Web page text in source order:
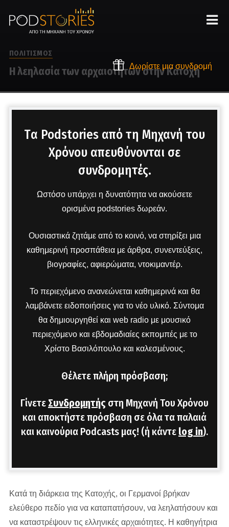
Δωρίστε μια συνδρομή
ΠΟΛΙΤΙΣΜΟΣ
Η λεηλασία των αρχαιοτήτων στην Κατοχή
Tα Podstories από τη Μηχανή του
Χρόνου απευθύνονται σε
συνδρομητές.
Ωστόσο υπάρχει η δυνατότητα να ακούσετε
ορισμένα podstories δωρεάν.
Ουσιαστικά ζητάμε από το κοινό, να στηρίξει μια
καθημερινή προσπάθεια με άρθρα, συνεντεύξεις,
βιογραφίες, αφιερώματα, ντοκιμαντέρ.
Το περιεχόμενο ανανεώνεται καθημερινά και θα
λαμβάνετε ειδοποιήσεις για το νέο υλικό. Σύντομα
θα δημιουργηθεί και web radio με μουσικό
περιεχόμενο και εβδομαδιαίες εκπομπές με το
Χρίστο Βασιλόπουλο και καλεσμένους.
Θέλετε πλήρη πρόσβαση;
Γίνετε Συνδρομητής στη Μηχανή Του Χρόνου
και αποκτήστε πρόσβαση σε όλα τα παλαιά
και καινούρια Podcasts μας! (ή κάντε log in).
Κατά τη διάρκεια της Κατοχής, οι Γερμανοί βρήκαν
ελεύθερο πεδίο για να καταπατήσουν, να λεηλατήσουν και
να καταστρέψουν τις ελληνικές αρχαιότητες. Η καθηγήτρια